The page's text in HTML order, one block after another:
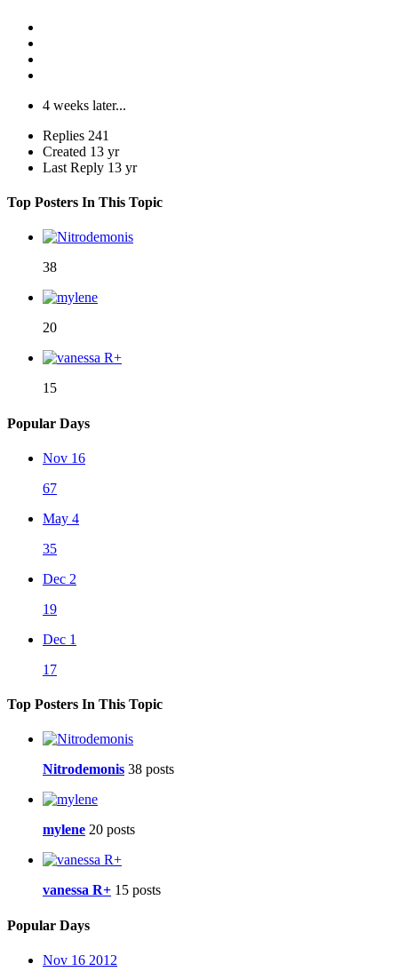
4 weeks later...
Replies 241
Created 13 yr
Last Reply 13 yr
Top Posters In This Topic
38
20
15
Popular Days
Nov 16
67
May 4
35
Dec 2
19
Dec 1
17
Top Posters In This Topic
Nitrodemonis 38 posts
mylene 20 posts
vanessa R+ 15 posts
Popular Days
Nov 16 2012